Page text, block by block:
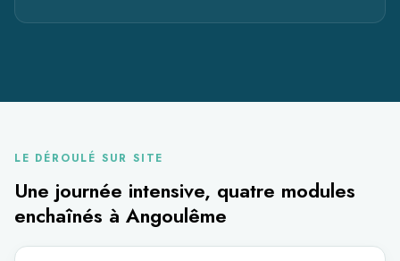
LE DÉROULÉ SUR SITE
Une journée intensive, quatre modules
enchaînés à Angoulême